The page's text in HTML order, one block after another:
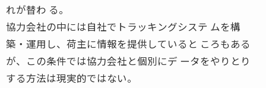
れが替わ る。
協力会社の中には自社でトラッキングシステ ムを構
築・運用し、荷主に情報を提供していると ころもある
が、この条件では協力会社と個別にデ ータをやりとり
する方法は現実的ではない。